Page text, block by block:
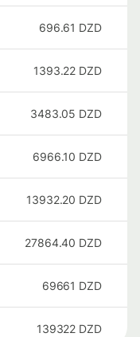
696.61 DZD
1393.22 DZD
3483.05 DZD
6966.10 DZD
13932.20 DZD
27864.40 DZD
69661 DZD
139322 DZD